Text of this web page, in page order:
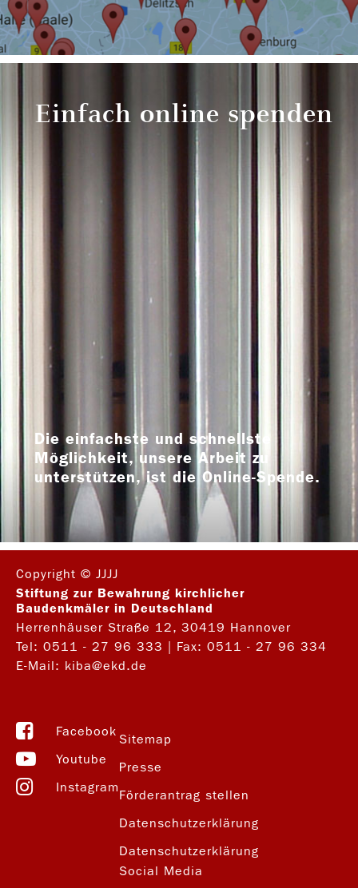
Einfach online spenden
Die einfachste und schnellste
Möglichkeit, unsere Arbeit zu
unterstützen, ist die Online-Spende.
Copyright © JJJJ
Stiftung zur Bewahrung kirchlicher
Baudenkmäler in Deutschland
Herrenhäuser Straße 12, 30419 Hannover
Tel: 0511 - 27 96 333 | Fax: 0511 - 27 96 334
E-Mail: kiba@ekd.de
Facebook
Youtube
Instagram
Sitemap
Presse
Förderantrag stellen
Datenschutzerklärung
Datenschutzerklärung
Social Media